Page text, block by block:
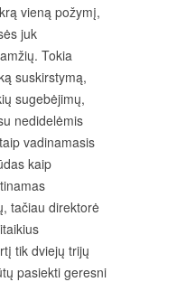
vieną požymį,
juk
Tokia
suskirstymą,
sugebėjimų,
nedidelėmis
vadinamasis
kaip
tačiau direktorė
tik dviejų trijų
pasiekti geresni